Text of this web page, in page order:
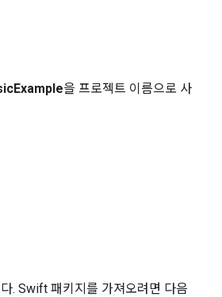
을 프로젝트 이름으로 사
. Swift 패키지를 가져오려면 다음